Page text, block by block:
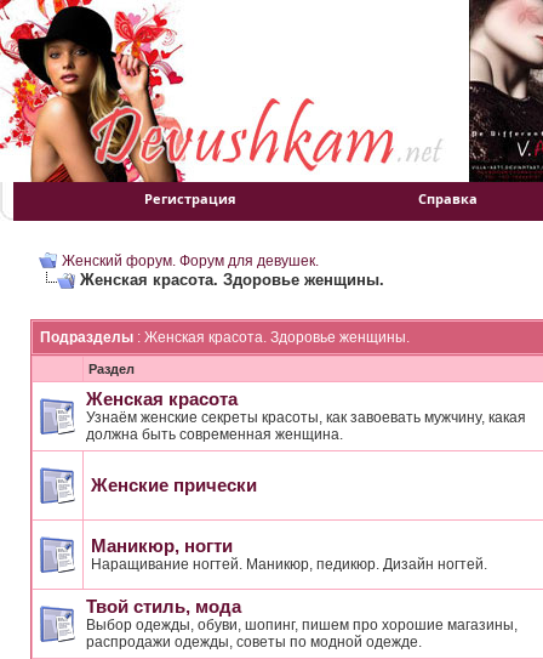
Регистрация Справка
Женский форум. Форум для девушек.
Женская красота. Здоровье женщины.
Подразделы : Женская красота. Здоровье женщины.
Раздел
Женская красота
Узнаём женские секреты красоты, как завоевать мужчину, какая
должна быть современная женщина.
Женские прически
Маникюр, ногти
Наращивание ногтей. Маникюр, педикюр. Дизайн ногтей.
Твой стиль, мода
Выбор одежды, обуви, шопинг, пишем про хорошие магазины,
распродажи одежды, советы по модной одежде.